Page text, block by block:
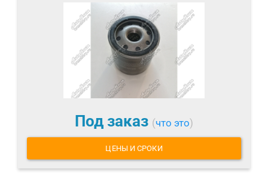
Под заказ (что это)
ЦЕНЫ И СРОКИ